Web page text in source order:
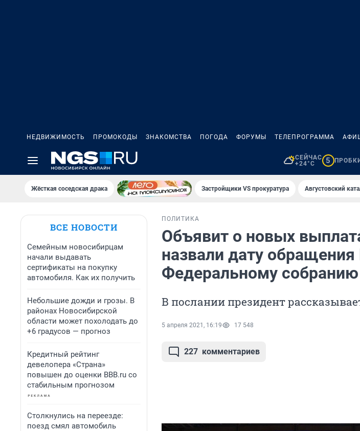
НЕДВИЖИМОСТЬ ПРОМОКОДЫ ЗНАКОМСТВА ПОГОДА ФОРУМЫ ТЕЛЕПРОГРАММА
СЕЙЧАС
+24°C
5 ПРОБКИ
Жёсткая соседская драка Застройщики VS прокуратура Августовский
ВСЕ НОВОСТИ
Семейным новосибирцам
начали выдавать
сертификаты на покупку
автомобиля. Как их получить
Небольшие дожди и грозы. В
районах Новосибирской
области может похолодать до
+6 градусов — прогноз
Кредитный рейтинг
девелопера «Страна»
повышен до оценки BBB.ru со
стабильным прогнозом
Столкнулись на переезде:
поезд смял автомобиль
ПОЛИТИКА
Объявит о новых
назвали дату обращения
Федеральному собранию
В послании президент
5 апреля 2021, 16:19 17 548
227 комментариев